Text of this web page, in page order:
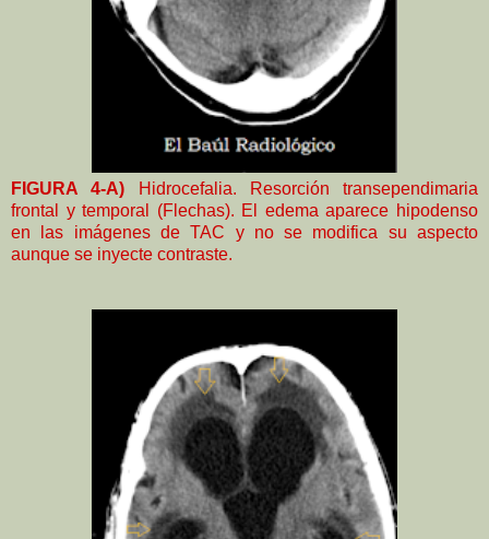
FIGURA 4-A)
Hidrocefalia. Resorción transependimaria
frontal y temporal (Flechas). El edema aparece hipodenso
en las imágenes de TAC y no se modifica su aspecto
aunque se inyecte contraste.